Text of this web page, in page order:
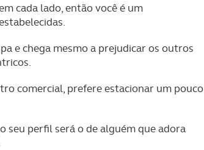
cada lado, então você é um
e chega mesmo a prejudicar os outros
comercial, prefere estacionar um pouco
seu perfil será o de alguém que adora